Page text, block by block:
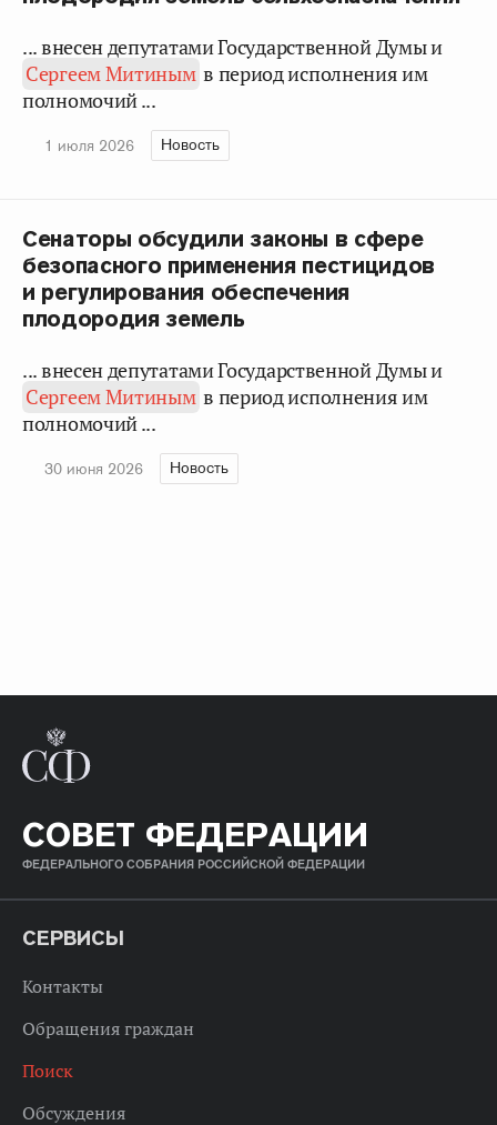
... внесен депутатами Государственной Думы и
Сергеем Митиным в период исполнения им
полномочий ...
1 июля 2026 Новость
Сенаторы обсудили законы в сфере
безопасного применения пестицидов
и регулирования обеспечения
плодородия земель
... внесен депутатами Государственной Думы и
Сергеем Митиным в период исполнения им
полномочий ...
30 июня 2026 Новость
СОВЕТ ФЕДЕРАЦИИ
ФЕДЕРАЛЬНОГО СОБРАНИЯ РОССИЙСКОЙ ФЕДЕРАЦИИ
СЕРВИСЫ
Контакты
Обращения граждан
Поиск
Обсуждения